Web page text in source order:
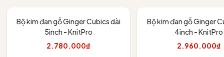
Bộ kim đan gỗ Ginger Cubics dài
5inch - KnitPro
2.780.000₫
Bộ kim đan gỗ Ginger
4inch - KnitPro
2.960.000₫